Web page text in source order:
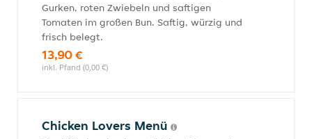
Gurken, roten Zwiebeln und saftigen
Tomaten im großen Bun. Saftig, würzig und
frisch belegt.
13,90 €
inkl. Pfand (0,00 €)
Chicken Lovers Menü